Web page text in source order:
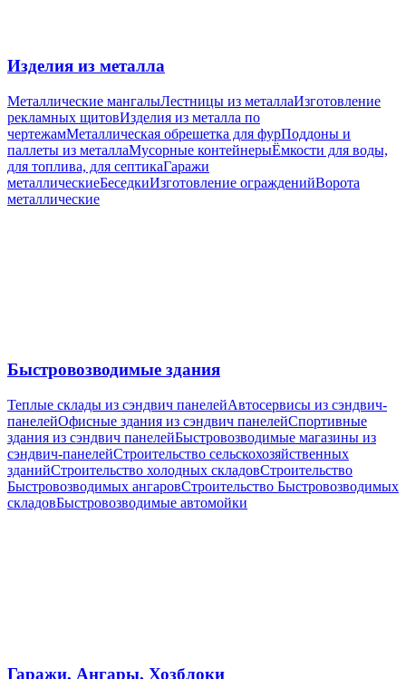
Изделия из металла
Металлические мангалыЛестницы из металлаИзготовление
рекламных щитовИзделия из металла по
чертежамМеталлическая обрешетка для фурПоддоны и
паллеты из металлаМусорные контейнерыЁмкости для воды,
для топлива, для септикаГаражи
металлическиеБеседкиИзготовление огражденийВорота
металлические
Быстровозводимые здания
Теплые склады из сэндвич панелейАвтосервисы из сэндвич-
панелейОфисные здания из сэндвич панелейСпортивные
здания из сэндвич панелейБыстровозводимые магазины из
сэндвич-панелейCтроительство сельскохозяйственных
зданийСтроительство холодных складовСтроительство
Быстровозводимых ангаровСтроительство Быстровозводимых
складовБыстровозводимые автомойки
Гаражи, Ангары, Хозблоки